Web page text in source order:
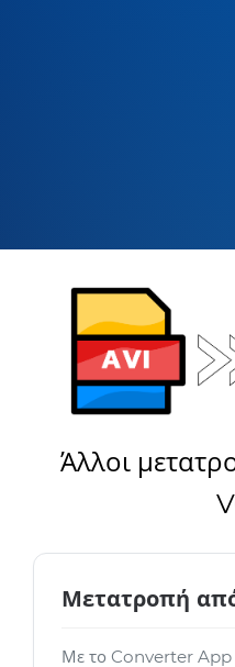
Άλλοι
Μετατροπή
Με το Converter App